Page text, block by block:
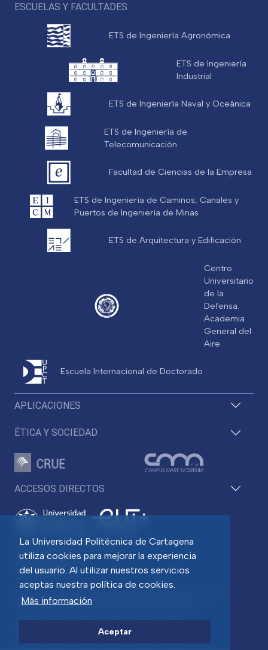
La Universidad Politécnica de Cartagena
utiliza cookies para mejorar la experiencia
del usuario. Al utilizar nuestros servicios
aceptas nuestra política de cookies.
Más información
Aceptar
ACCESOS DIRECTOS
Pza. del Cronista Isidoro Valverde
Edif. La Milagrosa
C.P. 30202 Cartagena
Tlf: 968 32 54 00
Aviso legal
Protección de datos
APLICACIONES
ÉTICA Y SOCIEDAD
ESCUELAS Y FACULTADES
ETS de Ingeniería Agronómica
ETS de Ingeniería
Industrial
ETS de Ingeniería Naval y Oceánica
ETS de Ingeniería de
Telecomunicación
Facultad de Ciencias de la Empresa
ETS de Ingeniería de Caminos, Canales y
Puertos de Ingeniería de Minas
ETS de Arquitectura y Edificación
Centro
Universitario
de la
Defensa.
Academia
General del
Aire
Escuela Internacional de Doctorado